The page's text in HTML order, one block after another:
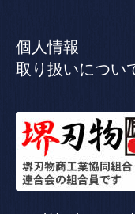
個人情報
取り扱いについ